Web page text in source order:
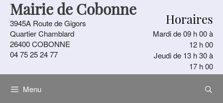
Aller
contenu
Mairie de Cobonne
3945A Route de Gigors
Quartier Chamblard
26400 COBONNE
04 75 25 24 77
Horaires
Mardi de 09 h 00 à
12 h 00
Jeudi de 13 h 30 à
17 h 00
Menu